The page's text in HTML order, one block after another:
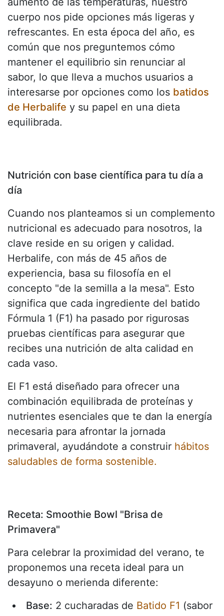
cuerpo nos pide opciones más ligeras y
refrescantes. En esta época del año, es
común que nos preguntemos cómo
mantener el equilibrio sin renunciar al
sabor, lo que lleva a muchos usuarios a
interesarse por opciones como los batidos
de Herbalife y su papel en una dieta
equilibrada.
Nutrición con base científica para tu día a
día
Cuando nos planteamos si un complemento
nutricional es adecuado para nosotros, la
clave reside en su origen y calidad.
Herbalife, con más de 45 años de
experiencia, basa su filosofía en el
concepto "de la semilla a la mesa". Esto
significa que cada ingrediente del batido
Fórmula 1 (F1) ha pasado por rigurosas
pruebas científicas para asegurar que
recibes una nutrición de alta calidad en
cada vaso.
El F1 está diseñado para ofrecer una
combinación equilibrada de proteínas y
nutrientes esenciales que te dan la energía
necesaria para afrontar la jornada
primaveral, ayudándote a construir hábitos
saludables de forma sostenible.
Receta: Smoothie Bowl "Brisa de
Primavera"
Para celebrar la proximidad del verano, te
proponemos una receta ideal para un
desayuno o merienda diferente:
Base: 2 cucharadas de Batido F1 (sabor